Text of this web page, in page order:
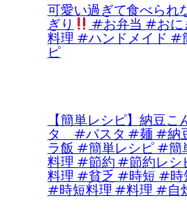
可愛い過ぎて食べられ
ぎり #お弁当 #お
料理 #ハンドメイド #
ピ
【簡単レシピ】納豆こ
タ #パスタ #麺 #納
ラ飯 #簡単レシピ #
料理 #節約 #節約レシ
料理 #貧乏 #時短 #時
#時短料理 #料理 #自